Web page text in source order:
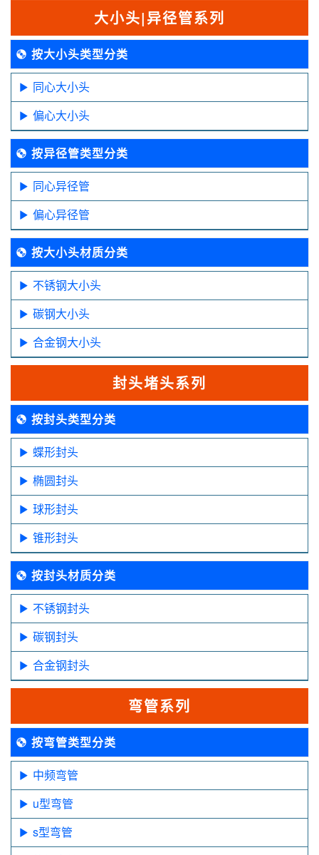
大小头|异径管系列
按大小头类型分类
同心大小头
偏心大小头
按异径管类型分类
同心异径管
偏心异径管
按大小头材质分类
不锈钢大小头
碳钢大小头
合金钢大小头
封头堵头系列
按封头类型分类
蝶形封头
椭圆封头
球形封头
锥形封头
按封头材质分类
不锈钢封头
碳钢封头
合金钢封头
弯管系列
按弯管类型分类
中频弯管
u型弯管
s型弯管